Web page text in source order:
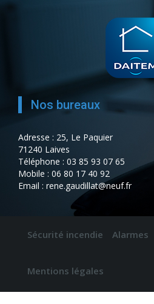
Nos bureaux
Adresse : 25, Le Paquier
71240 Laives
Téléphone : 03 85 93 07 65
Mobile : 06 80 17 40 92
Email : rene.gaudillat@neuf.fr
Sécurité incendie Alarmes
Mentions légales